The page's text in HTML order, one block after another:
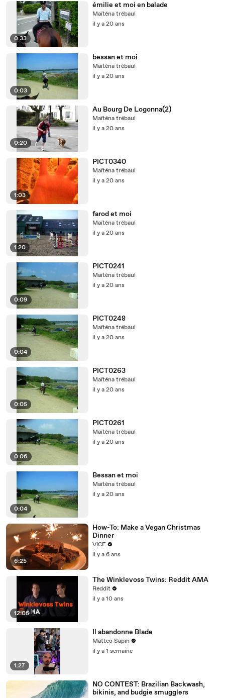
0:33
émilie et moi en balade
Maïténa trébaul
il y a 20 ans
0:03
bessan et moi
Maïténa trébaul
il y a 20 ans
0:20
Au Bourg De Logonna(2)
Maïténa trébaul
il y a 20 ans
1:03
PICT0340
Maïténa trébaul
il y a 20 ans
1:20
farod et moi
Maïténa trébaul
il y a 20 ans
0:09
PICT0241
Maïténa trébaul
il y a 20 ans
0:04
PICT0248
Maïténa trébaul
il y a 20 ans
0:05
PICT0263
Maïténa trébaul
il y a 20 ans
0:06
PICT0261
Maïténa trébaul
il y a 20 ans
0:04
Bessan et moi
Maïténa trébaul
il y a 20 ans
6:25
How-To: Make a Vegan Christmas
Dinner
VICE
il y a 6 ans
12:05
The Winklevoss Twins: Reddit AMA
Reddit
il y a 10 ans
1:27
Il abandonne Blade
Matteo Sapin
il y a 1 semaine
NO CONTEST: Brazilian Backwash,
bikinis, and budgie smugglers